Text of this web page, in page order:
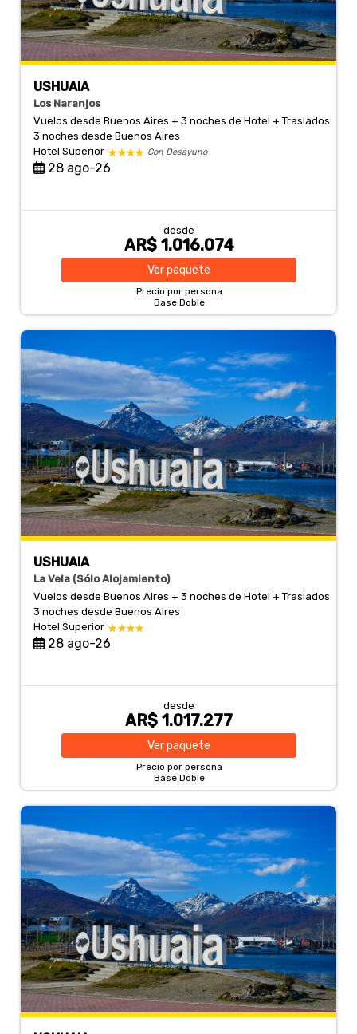
USHUAIA
Los Naranjos
Vuelos desde Buenos Aires + 3 noches de Hotel + Traslados
3 nochesdesde Buenos Aires
Hotel Superior
Con Desayuno
28 ago-26
desde
AR$ 1.016.074
Verpaquete
Precio por persona
Base Doble
USHUAIA
La Vela (Sólo Alojamiento)
Vuelos desde Buenos Aires + 3 noches de Hotel + Traslados
3 nochesdesde Buenos Aires
Hotel Superior
28 ago-26
desde
AR$ 1.017.277
Verpaquete
Precio por persona
Base Doble